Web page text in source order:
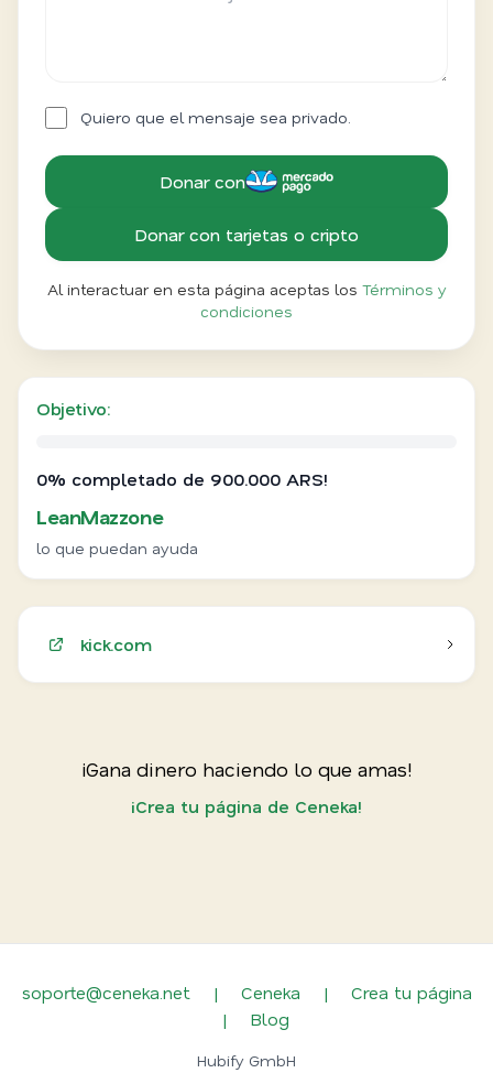
Quiero que el mensaje sea privado.
Donar con
Donar con tarjetas o cripto
Al interactuar en esta página aceptas los Términos y
condiciones
Objetivo:
0% completado de 900.000 ARS!
LeanMazzone
lo que puedan ayuda
kick.com
¡Gana dinero haciendo lo que amas!
¡Crea tu página de Ceneka!
soporte@ceneka.net | Ceneka |
Crea tu página
|
Blog
Hubify GmbH